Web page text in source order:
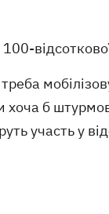
хоча б
участь у